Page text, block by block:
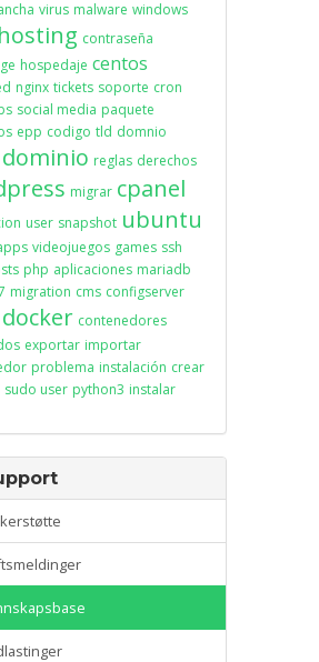
virus malware windows
hosting contraseña
hospedaje centos
nginx tickets soporte cron
social media paquete
epp codigo tld domnio
dominio reglas derechos
migrar cpanel
user snapshot ubuntu
videojuegos games ssh
php aplicaciones mariadb
migration cms configserver
docker contenedores
exportar importar
problema instalación crear
sudo user python3 instalar